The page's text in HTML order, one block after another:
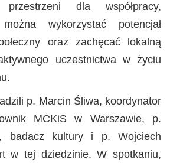
dla współpracy,
wykorzystać potencjał
oraz zachęcać lokalną
uczestnictwa w życiu
p. Marcin Śliwa, koordynator
MCKiS w Warszawie, p.
badacz kultury i p. Wojciech
w tej dziedzinie. W spotkaniu,